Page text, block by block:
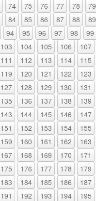
74 75 76 77 78 79
84 85 86 87 88 89
94 95 96 97 98 99
103 104 105 106 107
111 112 113 114 115
119 120 121 122 123
127 128 129 130 131
135 136 137 138 139
143 144 145 146 147
151 152 153 154 155
159 160 161 162 163
167 168 169 170 171
175 176 177 178 179
183 184 185 186 187
191 192 193 194 195